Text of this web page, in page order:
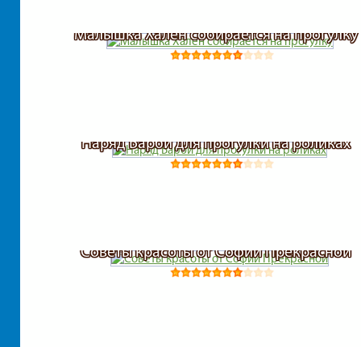
Малышка Хален собирается на прогулку
Наряд Барби для прогулки на роликах
Советы красоты от Софии Прекрасной